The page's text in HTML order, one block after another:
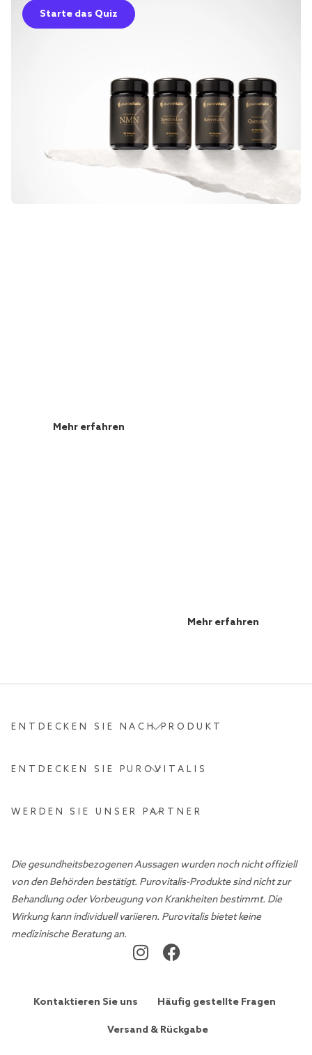
Starte das Quiz
Mehr erfahren
Mehr erfahren
ENTDECKEN SIE NACH PRODUKT
ENTDECKEN SIE PUROVITALIS
WERDEN SIE UNSER PARTNER
Die gesundheitsbezogenen Aussagen wurden noch nicht offiziell
von den Behörden bestätigt. Purovitalis-Produkte sind nicht zur
Behandlung oder Vorbeugung von Krankheiten bestimmt. Die
Wirkung kann individuell variieren. Purovitalis bietet keine
medizinische Beratung an.
Kontaktieren Sie uns Häufig gestellte Fragen
Versand & Rückgabe